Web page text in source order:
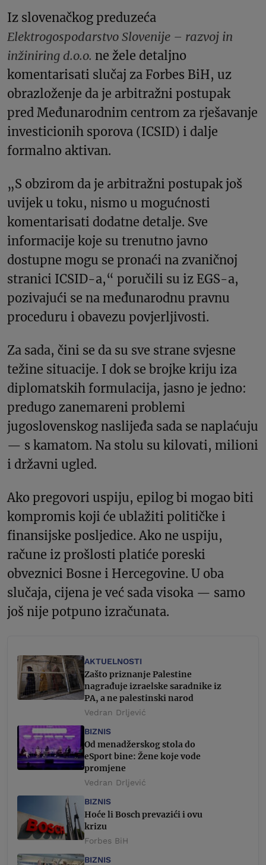
Iz slovenačkog preduzeća
Elektrogospodarstvo Slovenije – razvoj in
inžiniring d.o.o. ne žele detaljno
komentarisati slučaj za Forbes BiH, uz
obrazloženje da je arbitražni postupak
pred Međunarodnim centrom za rješavanje
investicionih sporova (ICSID) i dalje
formalno aktivan.
„S obzirom da je arbitražni postupak još
uvijek u toku, nismo u mogućnosti
komentarisati dodatne detalje. Sve
informacije koje su trenutno javno
dostupne mogu se pronaći na zvaničnoj
stranici ICSID-a,“ poručili su iz EGS-a,
pozivajući se na međunarodnu pravnu
proceduru i obavezu povjerljivosti.
Za sada, čini se da su sve strane svjesne
težine situacije. I dok se brojke kriju iza
diplomatskih formulacija, jasno je jedno:
predugo zanemareni problemi
jugoslovenskog naslijeđa sada se naplaćuju
— s kamatom. Na stolu su kilovati, milioni
i državni ugled.
Ako pregovori uspiju, epilog bi mogao biti
kompromis koji će ublažiti političke i
finansijske posljedice. Ako ne uspiju,
račune iz prošlosti platiće poreski
obveznici Bosne i Hercegovine. U oba
slučaja, cijena je već sada visoka — samo
još nije potpuno izračunata.
AKTUELNOSTI
Zašto priznanje Palestine
nagrađuje izraelske saradnike iz
PA, a ne palestinski narod
Vedran Drljević
BIZNIS
Od menadžerskog stola do
eSport bine: Žene koje vode
promjene
Vedran Drljević
BIZNIS
Hoće li Bosch prevazići i ovu
krizu
Forbes BiH
BIZNIS